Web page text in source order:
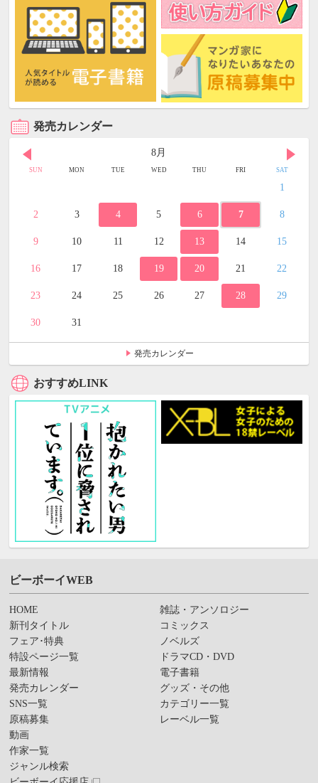
発売カレンダー
8月
SUN MON TUE WED THU FRI SAT
1
2 3 4 5 6 7 8
9 10 11 12 13 14 15
16 17 18 19 20 21 22
23 24 25 26 27 28 29
30 31
発売カレンダー
おすすめLINK
ビーボーイWEB
HOME
新刊タイトル
フェア･特典
特設ページ一覧
最新情報
発売カレンダー
SNS一覧
原稿募集
動画
作家一覧
ジャンル検索
雑誌・アンソロジー
コミックス
ノベルズ
ドラマCD・DVD
電子書籍
グッズ・その他
カテゴリー一覧
レーベル一覧